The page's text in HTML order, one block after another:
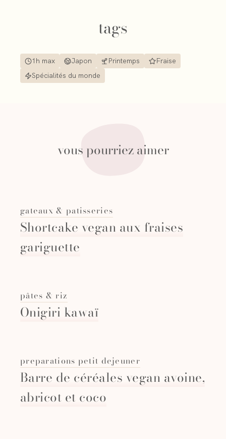
tags
1h max Japon Printemps
Fraise
Spécialités du monde
vous pourriez aimer
gateaux & patisseries
Shortcake vegan aux fraises
gariguette
pâtes & riz
Onigiri kawaï
preparations petit dejeuner
Barre de céréales vegan avoine,
abricot et coco